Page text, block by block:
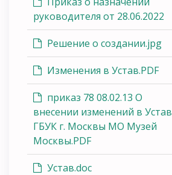
руководителя от 28.06.2022
Решение о создании.jpg
Изменения в Устав.PDF
приказ 78 08.02.13 О
внесении изменений в Устав
ГБУК г. Москвы МО Музей
Москвы.PDF
Устав.doc